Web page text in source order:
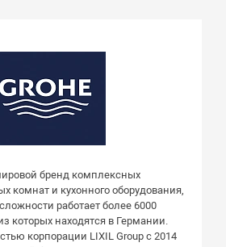
бренд комплексных
комнат и кухонного оборудования,
работает более 6000
которых находятся в Германии.
корпорации LIXIL Group с 2014